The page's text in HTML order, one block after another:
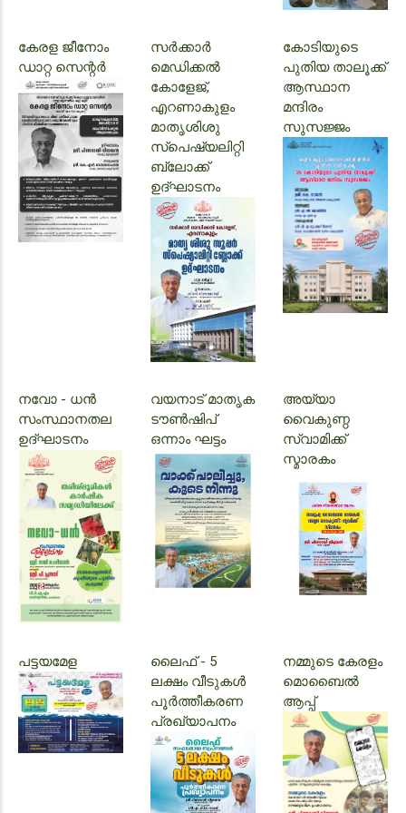
കേരള ജീനോം
ഡാറ്റ സെന്റർ
സർക്കാർ
മെഡിക്കൽ
കോളേജ്,
എറണാകുളം
മാതൃശിശു
സ്പെഷ്യലിറ്റി
ബ്ലോക്ക്
ഉദ്‌ഘാടനം
കോടിയുടെ
പുതിയ താലൂക്ക്
ആസ്ഥാന
മന്ദിരം
സുസജ്ജം
നവോ - ധൻ
സംസ്ഥാനതല
ഉദ്‌ഘാടനം
വയനാട് മാതൃക
ടൗൺഷിപ്
ഒന്നാം ഘട്ടം
അയ്യാ
വൈകുണ്ഠ
സ്വാമിക്ക്
സ്മാരകം
പട്ടയമേള
ലൈഫ് - 5
ലക്ഷം വീടുകൾ
പൂർത്തീകരണ
പ്രഖ്യാപനം
നമ്മുടെ കേരളം
മൊബൈൽ
ആപ്പ്